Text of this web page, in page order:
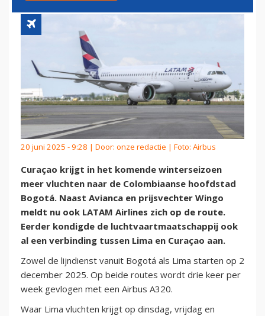
20 juni 2025 - 9:28 | Door: onze redactie | Foto: Airbus
Curaçao krijgt in het komende winterseizoen
meer vluchten naar de Colombiaanse hoofdstad
Bogotá. Naast Avianca en prijsvechter Wingo
meldt nu ook LATAM Airlines zich op de route.
Eerder kondigde de luchtvaartmaatschappij ook
al een verbinding tussen Lima en Curaçao aan.
Zowel de lijndienst vanuit Bogotá als Lima starten op 2
december 2025. Op beide routes wordt drie keer per
week gevlogen met een Airbus A320.
Waar Lima vluchten krijgt op dinsdag, vrijdag en